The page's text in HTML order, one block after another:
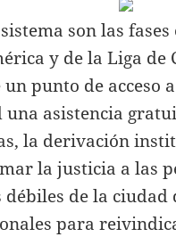
son las
y de la Liga de
punto de acceso
una asistencia
la derivación
la justicia a las
de la ciudad
para